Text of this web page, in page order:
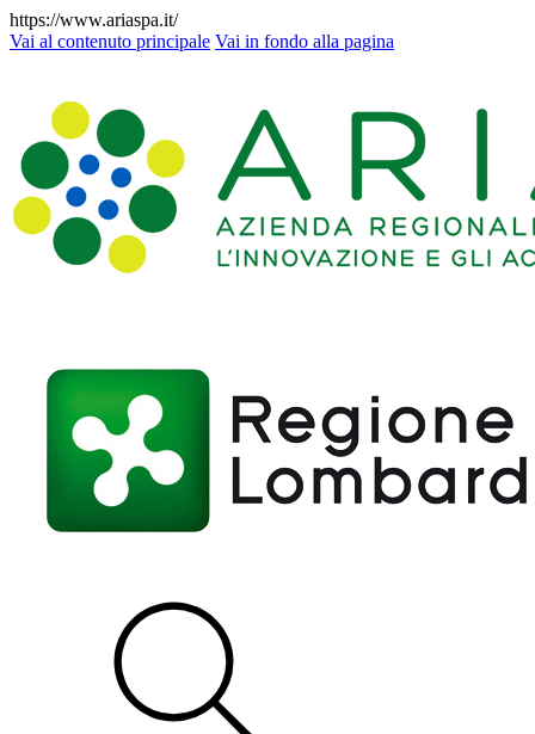
https://www.ariaspa.it/
Vai al contenuto principale Vai in fondo alla pagina